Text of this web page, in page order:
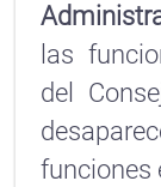
las
del
funciones